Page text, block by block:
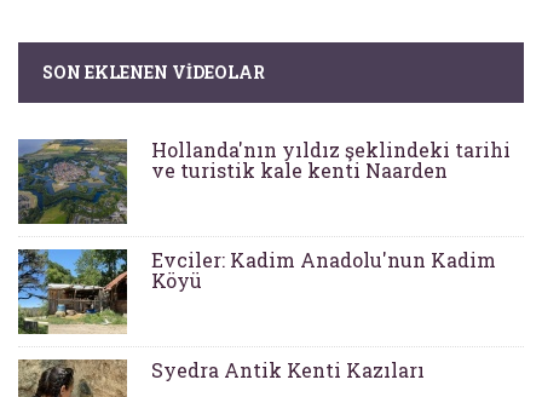
SON EKLENEN VIDEOLAR
Hollanda'nın yıldız şeklindeki tarihi
ve turistik kale kenti Naarden
Evciler: Kadim Anadolu'nun Kadim
Köyü
Syedra Antik Kenti Kazıları